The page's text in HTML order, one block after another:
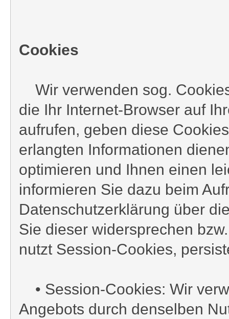
Cookies
Wir verwenden sog.
die Ihr Internet-Browser auf
aufrufen, geben diese
erlangten Informationen
optimieren und Ihnen einen
informieren Sie dazu beim
Datenschutzerklärung über
Sie dieser widersprechen
nutzt Session-Cookies,
• Session-Cookies: Wir
Angebots durch denselben